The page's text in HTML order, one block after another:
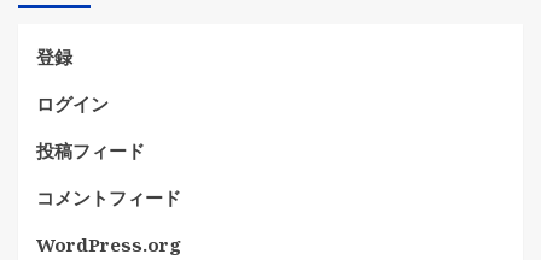
ー
登録
ログイン
投稿フィード
コメントフィード
WordPress.org